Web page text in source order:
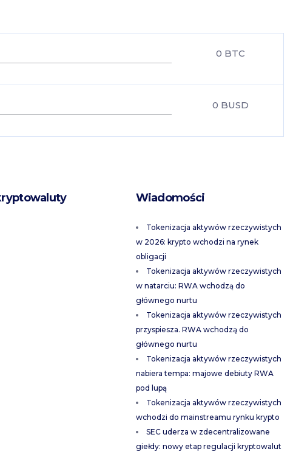
0 BTC
0 BUSD
Wiadomości
Tokenizacja aktywów rzeczywistych
w 2026: krypto wchodzi na rynek
obligacji
Tokenizacja aktywów rzeczywistych
w natarciu: RWA wchodzą do
głównego nurtu
Tokenizacja aktywów rzeczywistych
przyspiesza. RWA wchodzą do
głównego nurtu
Tokenizacja aktywów rzeczywistych
nabiera tempa: majowe debiuty RWA
pod lupą
Tokenizacja aktywów rzeczywistych
wchodzi do mainstreamu rynku krypto
SEC uderza w zdecentralizowane
giełdy: nowy etap regulacji kryptowalut